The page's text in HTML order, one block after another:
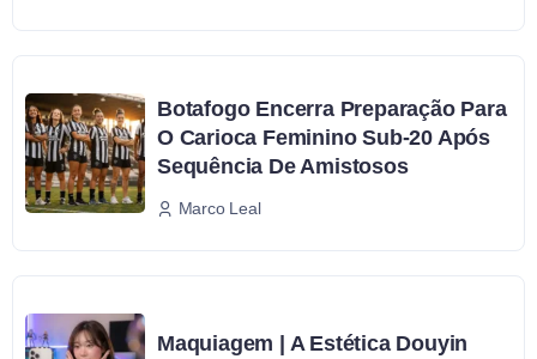
Botafogo Encerra Preparação Para
O Carioca Feminino Sub-20 Após
Sequência De Amistosos
Marco Leal
Maquiagem | A Estética Douyin